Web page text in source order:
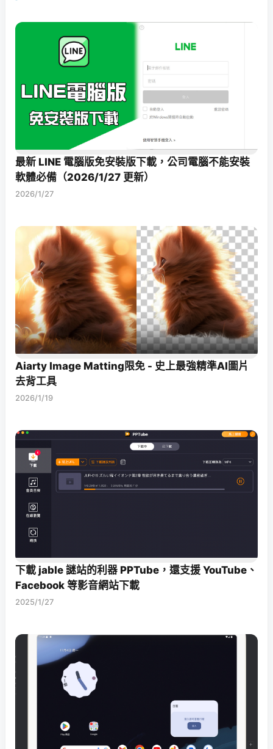
最新 LINE 電腦版免安裝版下載，公司電腦不能安裝
軟體必備（2026/1/27 更新）
2026/1/27
Aiarty Image Matting限免 - 史上最強精準AI圖片
去背工具
2026/1/19
下載 jable 謎站的利器 PPTube，還支援 YouTube、
Facebook 等影音網站下載
2025/1/27